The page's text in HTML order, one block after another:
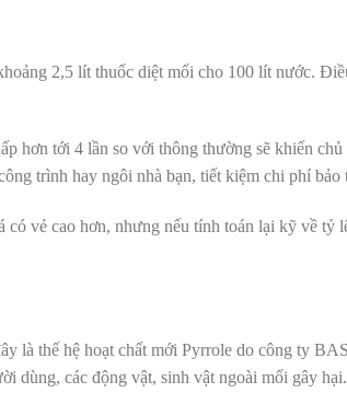
2,5 lít thuốc diệt mối cho 100 lít nước.
tới 4 lần so với thông thường sẽ khiến
trình hay ngôi nhà bạn, tiết kiệm chi phí
vẻ cao hơn, nhưng nếu tính toán lại kỹ về tỷ
là thế hệ hoạt chất mới Pyrrole do công ty
dùng, các động vật, sinh vật ngoài mối gây hại.